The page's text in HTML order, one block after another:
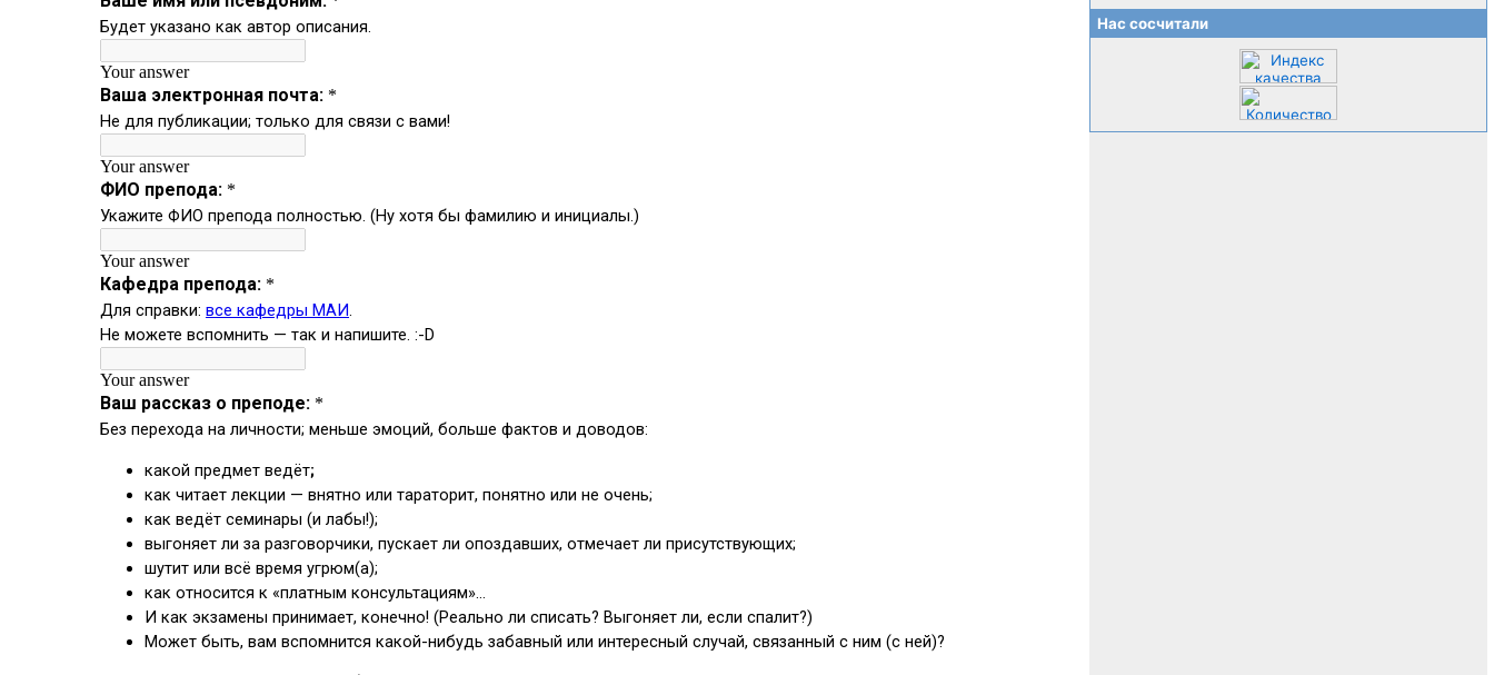
Нас сосчитали